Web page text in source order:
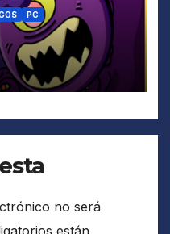
PC
no será
están